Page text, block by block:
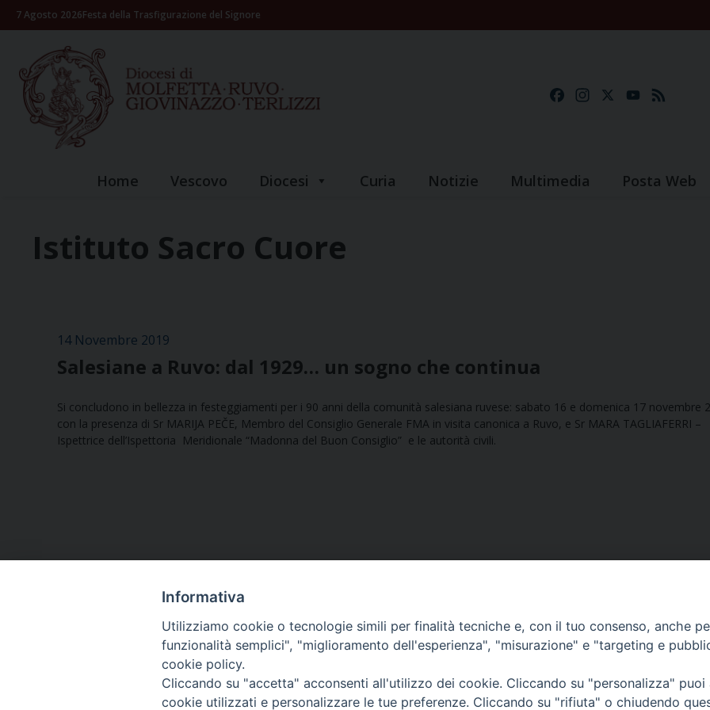
Skip7 Agosto 2026Festa della Trasfigurazione del Signore
FacebookInstagramYouTube
Home Vescovo Diocesi Curia Notizie Multimedia Posta Web
Istituto Sacro Cuore
14 Novembre 2019
Salesiane a Ruvo: dal 1929… un sogno che continua
Si concludono in bellezza in festeggiamenti per i 90 anni della comunità salesiana ruvese: sabato 16 e domenica 17 novembre
con la presenza di Sr MARIJA PEČE, Membro del Consiglio Generale FMA in visita canonica a Ruvo, e Sr MARA TAGLIAFERRI –
Ispettrice dell’Ispettoria Meridionale “Madonna del Buon Consiglio” e le autorità civili.
Ufficio Comunicazioni sociali
Informativa
Utilizziamo cookie o tecnologie simili per finalità tecniche e, con il tuo consenso, anche
funzionalità semplici", "miglioramento dell'esperienza", "misurazione" e "targeting e
cookie policy.
Cliccando su "accetta" acconsenti all'utilizzo dei cookie. Cliccando su "personalizza"
cookie utilizzati e personalizzare le tue preferenze. Cliccando su "rifiuta" o chiudendo